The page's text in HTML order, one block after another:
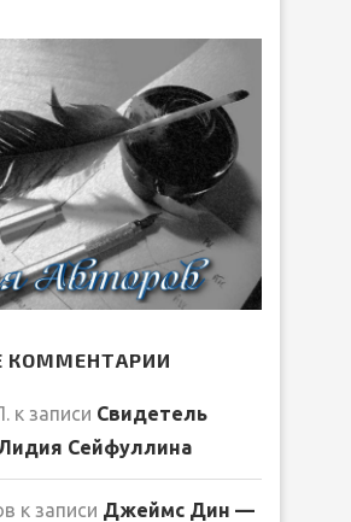
КОММЕНТАРИИ
к записи Свидетель
Сейфуллина
к записи Джеймс Дин —